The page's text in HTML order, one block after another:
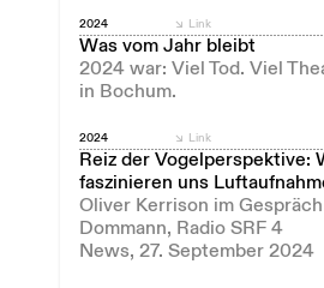
2024
Was vom Jahr bleibt
2024 war: Viel Tod. Viel
in Bochum.
Link
2024
Reiz der Vogelperspektive:
faszinieren uns
Oliver Kerrison im
Dommann, Radio SRF 4
News, 27. September 2024
Link